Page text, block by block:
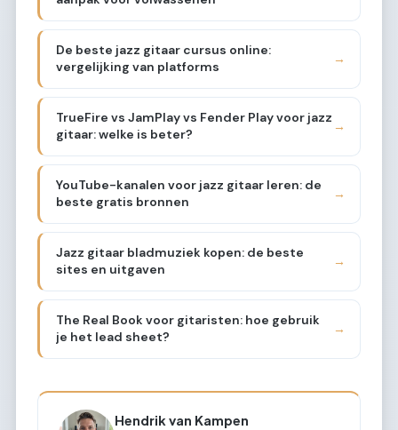
De beste jazz gitaar cursus online:
vergelijking van platforms
→
TrueFire vs JamPlay vs Fender Play voor jazz
gitaar: welke is beter?
→
YouTube-kanalen voor jazz gitaar leren: de
beste gratis bronnen
→
Jazz gitaar bladmuziek kopen: de beste
sites en uitgaven
→
The Real Book voor gitaristen: hoe gebruik
je het lead sheet?
→
Hendrik van Kampen